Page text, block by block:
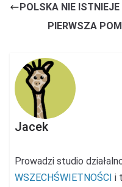
POLSKA NIE ISTNIEJE
PIERWSZA
Jacek
Prowadzi studio
WSZECHŚWIETNOŚCI i